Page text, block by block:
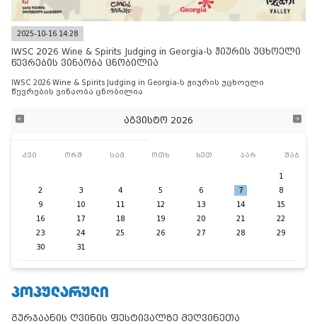
2025-10-16 14:28
IWSC 2026 Wine & Spirits Judging in Georgia-ს ჟიურის უცხოელი
წევრების ვინაობა ცნობილია
IWSC 2026 Wine & Spirits Judging in Georgia-ს ჟიურის უცხოელი
წევრების ვინაობა ცნობილია
აგვისტო 2026
კვი ორშ სამ ოთხ ხუთ პარ შაბ
1
2
3 4 5 6 7
8
9
10 11 12 13 14
15
16
17 18 19 20 21
22
23
24 25 26 27 28
29
30
31
ᲞᲝᲞᲣᲚᲐᲠᲣᲚᲘ
გურჯაანის ღვინის ფესტივალზე მეღვინეთა